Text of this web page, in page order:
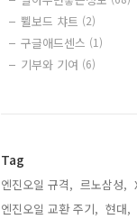
쀨보드 챠트 (2)
구글애드센스 (1)
기부와 기여 (6)
Tag
엔진오일 규격, 르노삼성,
엔진오일 교환 주기, 현대,